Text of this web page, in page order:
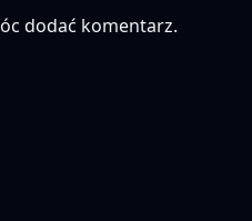
dodać komentarz.